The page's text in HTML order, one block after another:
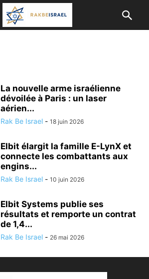
La nouvelle arme israélienne
dévoilée à Paris : un laser
aérien...
Rak Be Israel - 18 juin 2026
Elbit élargit la famille E-LynX et
connecte les combattants aux
engins...
Rak Be Israel - 10 juin 2026
Elbit Systems publie ses
résultats et remporte un contrat
de 1,4...
Rak Be Israel - 26 mai 2026